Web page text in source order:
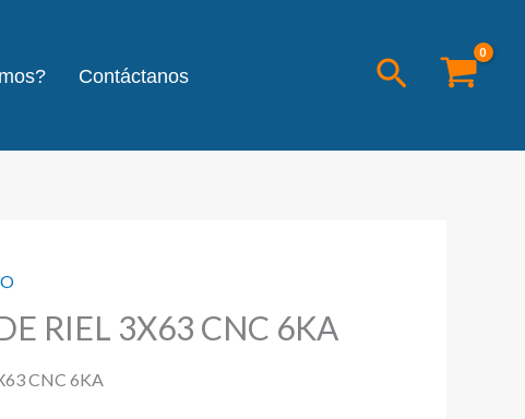
Contáctanos Buscar
RIEL 3X63 CNC 6KA
CNC 6KA